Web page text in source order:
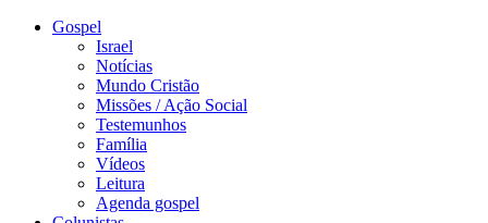
Gospel
Israel
Notícias
Mundo Cristão
Missões / Ação Social
Testemunhos
Família
Vídeos
Leitura
Agenda gospel